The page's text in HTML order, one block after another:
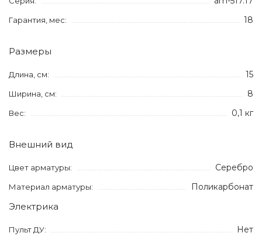
Гарантия, мес: 18
Размеры
Длина, см: 15
Ширина, см: 8
Вес: 0,1 кг
Внешний вид
Цвет арматуры: Серебро
Материал арматуры: Поликарбонат
Электрика
Пульт ДУ: Нет